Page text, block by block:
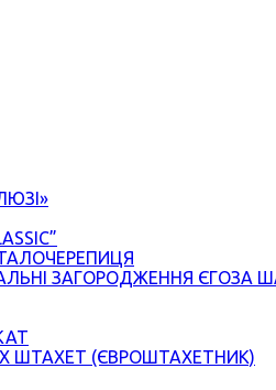
ЗАГОРОДЖЕННЯ ЄГОЗА
ШТАХЕТ (ЄВРОШТАХЕТНИК)